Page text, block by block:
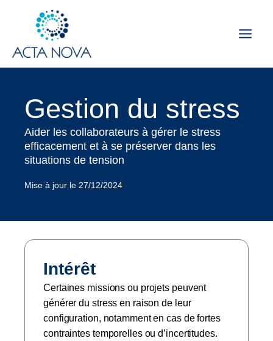
Gestion du stress
Aider les collaborateurs à gérer le stress
efficacement et à se préserver dans les
situations de tension
Mise à jour le 27/12/2024
Intérêt
Certaines missions ou projets peuvent
générer du stress en raison de leur
configuration, notamment en cas de fortes
contraintes temporelles ou d’incertitudes.